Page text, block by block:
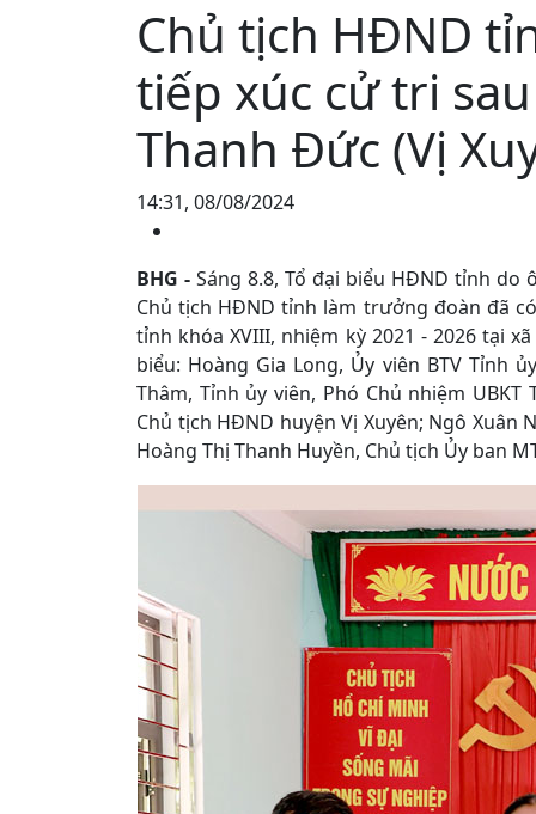
Chủ tịch HĐND
tiếp xúc cử tri
Thanh Đức (Vị
14:31, 08/08/2024
BHG - Sáng 8.8, Tổ đại biểu HĐND tỉnh do
Chủ tịch HĐND tỉnh làm trưởng đoàn đã
tỉnh khóa XVIII, nhiệm kỳ 2021 - 2026 tại
biểu: Hoàng Gia Long, Ủy viên BTV Tỉnh
Thâm, Tỉnh ủy viên, Phó Chủ nhiệm
Chủ tịch HĐND huyện Vị Xuyên; Ngô Xuân
Hoàng Thị Thanh Huyền, Chủ tịch Ủy ban